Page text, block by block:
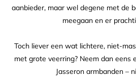
aanbieder, maar wel degene met de
meegaan en er
Toch liever een wat lichtere, niet-
met grote veerring? Neem dan eens
Jasseron armbanden –